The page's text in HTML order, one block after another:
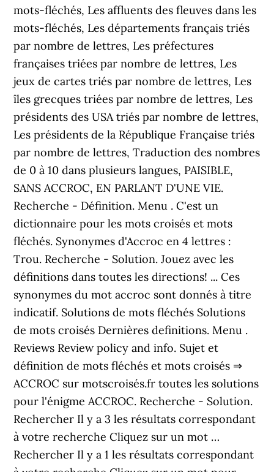
mots-fléchés, Les affluents des fleuves dans les
mots-fléchés, Les départements français triés
par nombre de lettres, Les préfectures
françaises triées par nombre de lettres, Les
jeux de cartes triés par nombre de lettres, Les
îles grecques triées par nombre de lettres, Les
présidents des USA triés par nombre de lettres,
Les présidents de la République Française triés
par nombre de lettres, Traduction des nombres
de 0 à 10 dans plusieurs langues, PAISIBLE,
SANS ACCROC, EN PARLANT D'UNE VIE.
Recherche - Définition. Menu . C'est un
dictionnaire pour les mots croisés et mots
fléchés. Synonymes d'Accroc en 4 lettres :
Trou. Recherche - Solution. Jouez avec les
définitions dans toutes les directions! ... Ces
synonymes du mot accroc sont donnés à titre
indicatif. Solutions de mots fléchés Solutions
de mots croisés Dernières definitions. Menu .
Reviews Review policy and info. Sujet et
définition de mots fléchés et mots croisés ⇒
ACCROC sur motscroisés.fr toutes les solutions
pour l'énigme ACCROC. Recherche - Solution.
Rechercher Il y a 3 les résultats correspondant
à votre recherche Cliquez sur un mot …
Rechercher Il y a 1 les résultats correspondant